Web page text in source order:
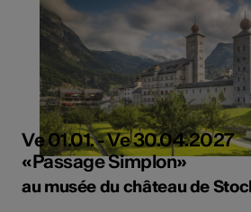
Ve 01.01. - Ve 30.04.2027
«Passage Simplon»
au musée du château de